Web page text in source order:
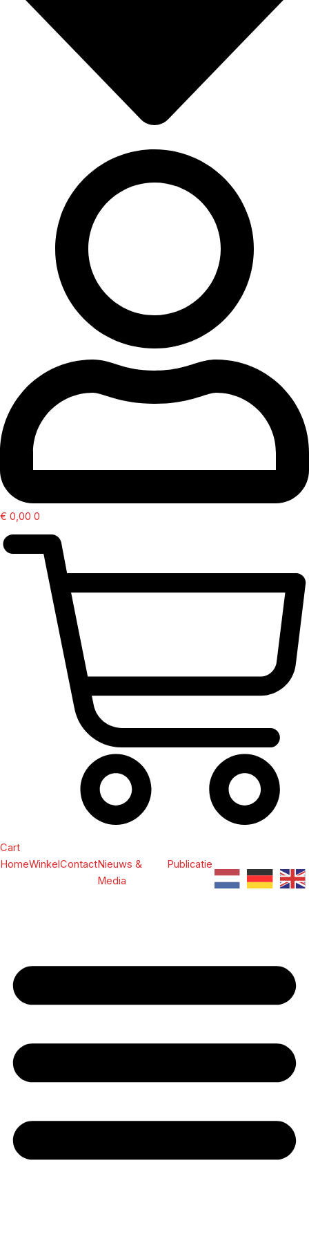
€ 0,00 0
Cart
HomeWinkelContactNieuws &
Media
Publicatie